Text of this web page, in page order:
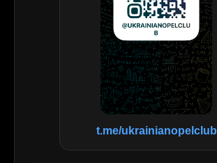
t.me/ukrainianopelclub